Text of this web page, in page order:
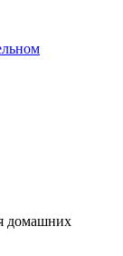
домашних